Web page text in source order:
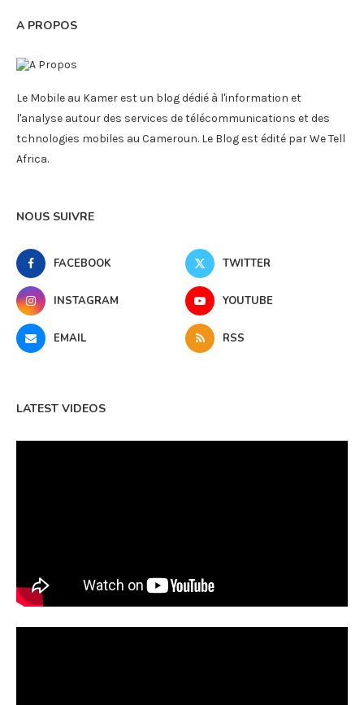
A PROPOS
Le Mobile au Kamer est un blog dédié à l'information et
l'analyse autour des services de télécommunications et des
tchnologies mobiles au Cameroun. Le Blog est édité par We Tell
Africa.
NOUS SUIVRE
FACEBOOK TWITTER
INSTAGRAM YOUTUBE
EMAIL RSS
LATEST VIDEOS